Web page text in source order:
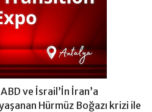
ve İsrail’İn İran’a
Hürmüz Boğazı krizi ile